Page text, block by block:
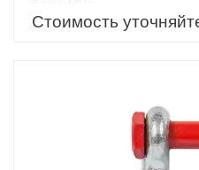
Стоимость